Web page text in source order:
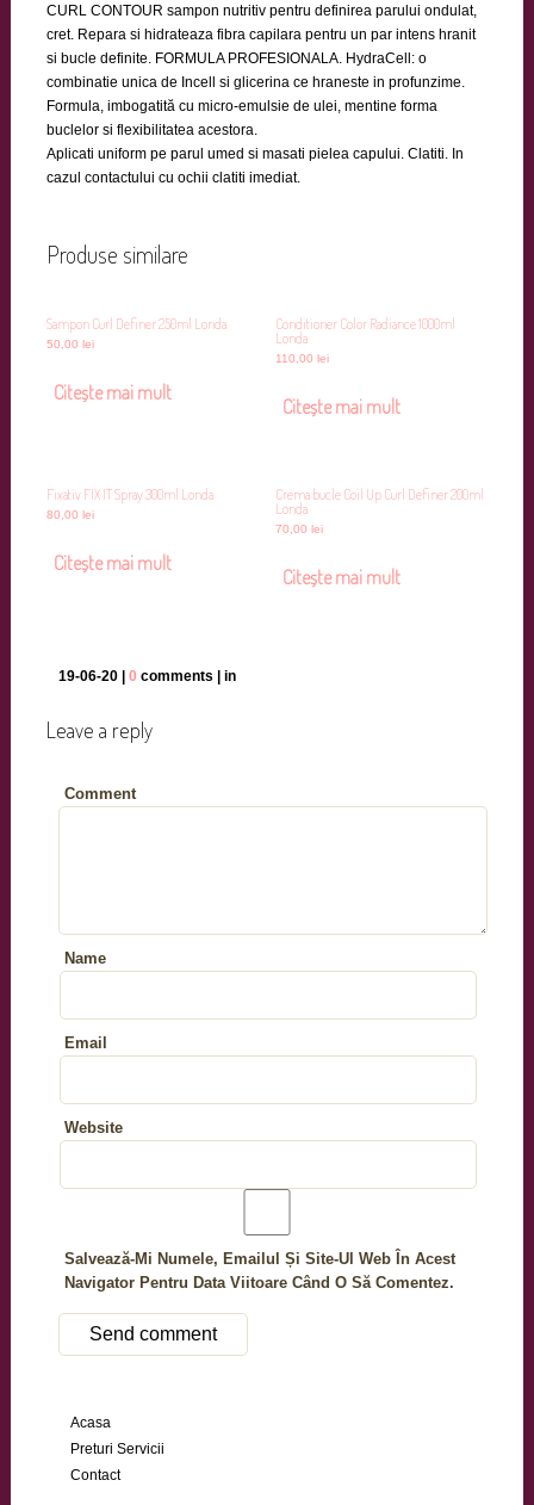
CURL CONTOUR sampon nutritiv pentru definirea parului ondulat,
cret. Repara si hidrateaza fibra capilara pentru un par intens hranit
si bucle definite. FORMULA PROFESIONALA. HydraCell: o
combinatie unica de Incell si glicerina ce hraneste in profunzime.
Formula, imbogatită cu micro-emulsie de ulei, mentine forma
buclelor si flexibilitatea acestora.
Aplicati uniform pe parul umed si masati pielea capului. Clatiti. In
cazul contactului cu ochii clatiti imediat.
Produse similare
Sampon Curl Definer 250ml Londa
50,00 lei
Citește mai mult
Conditioner Color Radiance 1000ml
Londa
110,00lei
Citește mai mult
Fixativ FIX IT Spray 300ml Londa
80,00 lei
Citește mai mult
Crema bucle Coil Up Curl Definer 200ml
Londa
70,00lei
Citește mai mult
19-06-20 | 0 comments | in
Leave a reply
Comment
Name
Email
Website
Salvează-Mi Numele, Emailul Și Site-Ul Web În Acest
Navigator Pentru Data Viitoare Când O Să Comentez.
Acasa
Preturi Servicii
Contact